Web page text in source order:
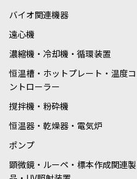
バイオ関連機器
遠心機
濃縮機・冷却機・循環装置
恒温槽・ホットプレート・温度コ
ントローラー
撹拌機・粉砕機
恒温器・乾燥器・電気炉
ポンプ
顕微鏡・ルーペ・標本作成関連製